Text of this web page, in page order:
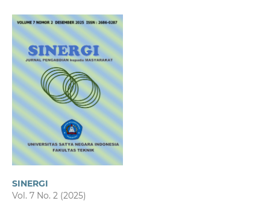
SINERGI
Vol. 7 No. 2 (2025)